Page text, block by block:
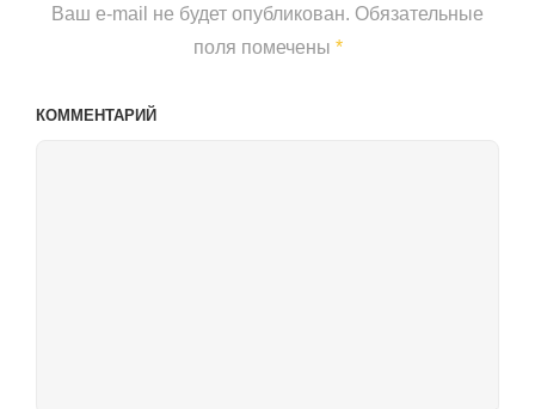
Ваш e-mail не будет опубликован. Обязательные
поля помечены *
КОММЕНТАРИЙ